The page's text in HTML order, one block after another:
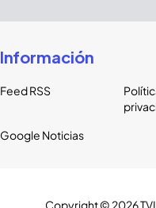
Información
Feed RSS
Google Noticias
Copyright © 2026